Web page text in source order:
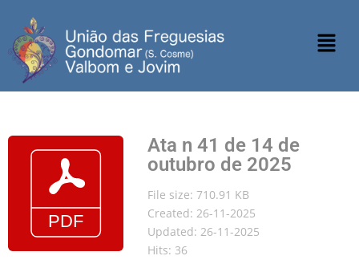
Ata n 41 de 14 de
outubro de 2025
File size: 710.91 KB
Created: 26-11-2025
Updated: 26-11-2025
Hits: 36